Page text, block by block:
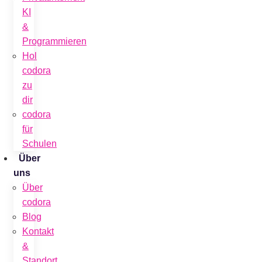
KI
&
Programmieren
Hol
codora
zu
dir
codora
für
Schulen
Über
uns
Über
codora
Blog
Kontakt
&